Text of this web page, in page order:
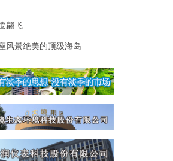
翩飞
风景绝美的顶级海岛